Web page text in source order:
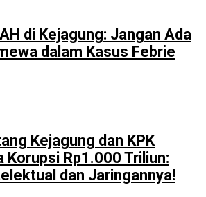
di Kejagung: Jangan Ada
dalam Kasus Febrie
Kejagung dan KPK
Korupsi Rp1.000 Triliun:
dan Jaringannya!